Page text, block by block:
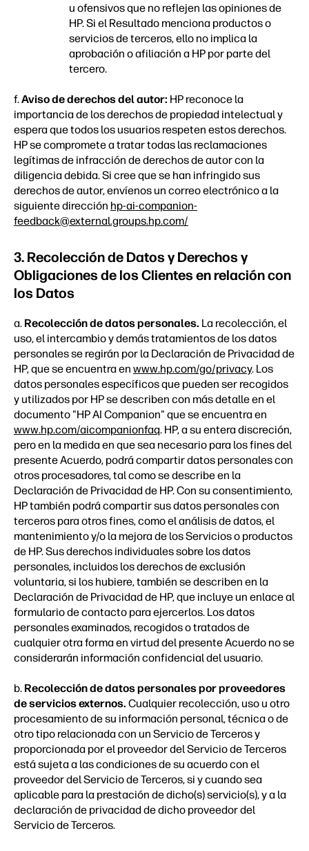
u ofensivos que no reflejen las opiniones de
HP. Si el Resultado menciona productos o
servicios de terceros, ello no implica la
aprobación o afiliación a HP por parte del
tercero.
f.Aviso de derechos del autor: HP reconoce la
importancia de los derechos de propiedad intelectual y
espera que todos los usuarios respeten estos derechos.
HP se compromete a tratar todas las reclamaciones
legítimas de infracción de derechos de autor con la
diligencia debida. Si cree que se han infringido sus
derechos de autor, envíenos un correo electrónico a la
siguiente dirección hp-ai-companion-
feedback@external.groups.hp.com/
3. Recolección de Datos y Derechos y
Obligaciones de los Clientes en relación con
los Datos
a. Recolección de datos personales. La recolección, el
uso, el intercambio y demás tratamientos de los datos
personales se regirán por la Declaración de Privacidad de
HP, que se encuentra en www.hp.com/go/privacy. Los
datos personales específicos que pueden ser recogidos
y utilizados por HP se describen con más detalle en el
documento "HP AI Companion" que se encuentra en
www.hp.com/aicompanionfaq. HP, a su entera discreción,
pero en la medida en que sea necesario para los fines del
presente Acuerdo, podrá compartir datos personales con
otros procesadores, tal como se describe en la
Declaración de Privacidad de HP. Con su consentimiento,
HP también podrá compartir sus datos personales con
terceros para otros fines, como el análisis de datos, el
mantenimiento y/o la mejora de los Servicios o productos
de HP. Sus derechos individuales sobre los datos
personales, incluidos los derechos de exclusión
voluntaria, si los hubiere, también se describen en la
Declaración de Privacidad de HP, que incluye un enlace al
formulario de contacto para ejercerlos. Los datos
personales examinados, recogidos o tratados de
cualquier otra forma en virtud del presente Acuerdo no se
considerarán información confidencial del usuario.
b. Recolección de datos personales por proveedores
de servicios externos. Cualquier recolección, uso u otro
procesamiento de su información personal, técnica o de
otro tipo relacionada con un Servicio de Terceros y
proporcionada por el proveedor del Servicio de Terceros
está sujeta a las condiciones de su acuerdo con el
proveedor del Servicio de Terceros, si y cuando sea
aplicable para la prestación de dicho(s) servicio(s), y a la
declaración de privacidad de dicho proveedor del
Servicio de Terceros.